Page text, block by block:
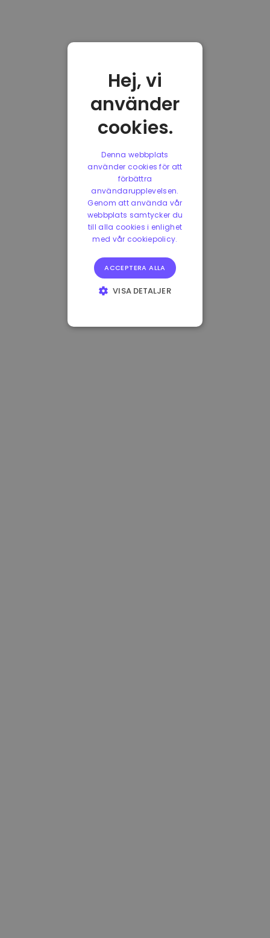
Hej, vi
använder
cookies.
Denna webbplats
använder cookies för att
förbättra
användarupplevelsen.
Genom att använda vår
webbplats samtycker du
till alla cookies i enlighet
med vår cookiepolicy.
ACCEPTERA ALLA
VISA DETALJER